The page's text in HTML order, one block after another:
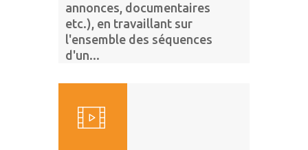
annonces, documentaires
etc.), en travaillant sur
l'ensemble des séquences
d'un...